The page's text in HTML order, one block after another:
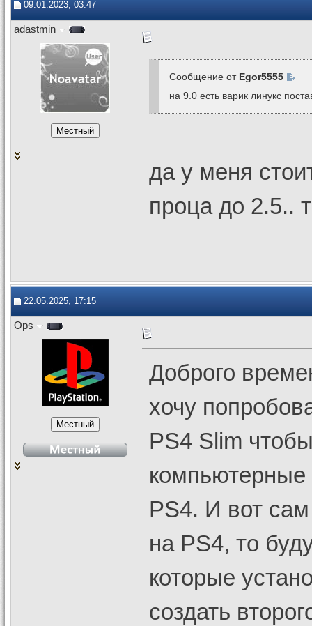
09.01.2023, 03:47
adastmin
Сообщение от Egor5555
на 9.0 есть варик линукс
да у меня
проца до 2.5..
22.05.2025, 17:15
Ops
Доброго
хочу
PS4 Slim
компьютерные
PS4. И вот
на PS4, то
которые
создать